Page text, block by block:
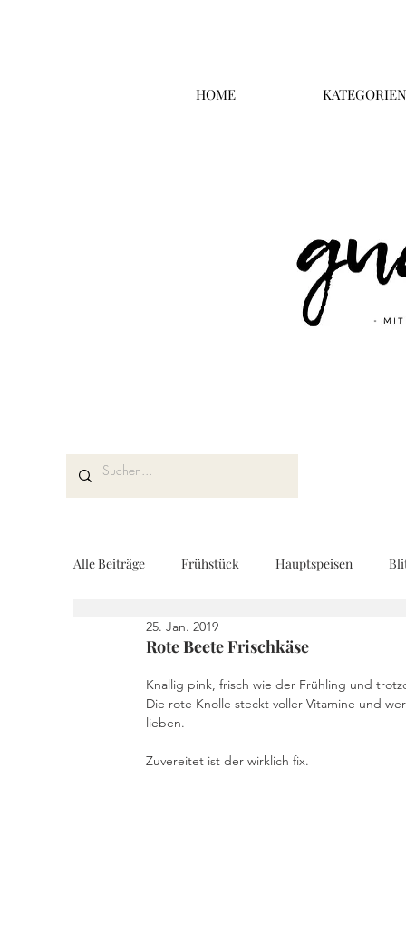
HOME KATEGORIEN
Alle Beiträge Frühstück Hauptspeisen
Kuchen und Desserts
Drinks Fingerfood Geschenke aus der
Rote Beete Frischkäse
25. Jan. 2019
Knallig pink, frisch wie der Frühling und
Die rote Knolle steckt voller Vitamine und
lieben.
Zuvereitet ist der wirklich fix.